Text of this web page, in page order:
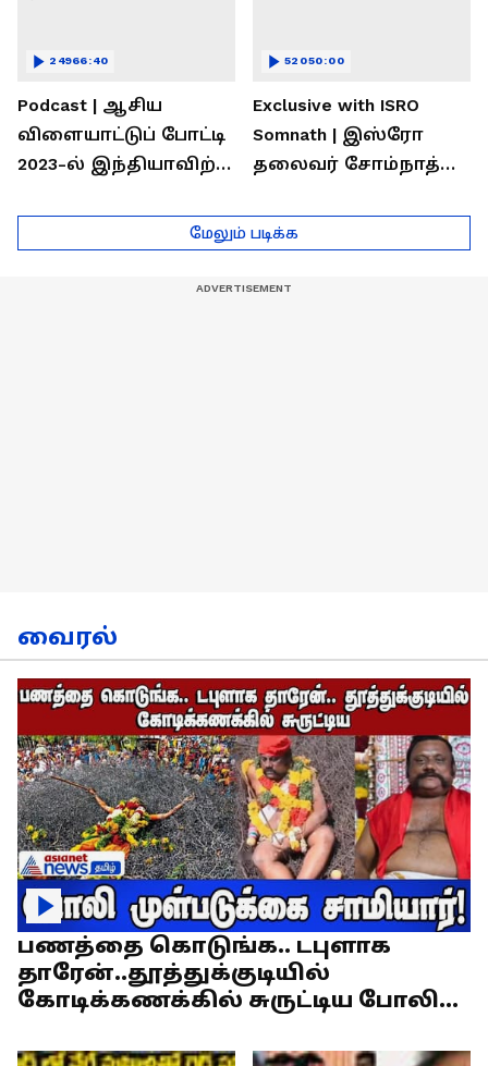
Podcast | ஆசிய
விளையாட்டுப் போட்டி
2023-ல் இந்தியாவிற்கு
வீரர்களுடன்
நேர்காணல்!
24966:40
Exclusive with ISRO
Somnath | இஸ்ரோ
தலைவர் சோம்நாத்
நேர்காணல்! | Podcast
52050:00
மேலும் படிக்க
வைரல்
பணத்தை கொடுங்க.. டபுளாக
தாரேன்..தூத்துக்குடியில்
கோடிக்கணக்கில் சுருட்டிய போலி